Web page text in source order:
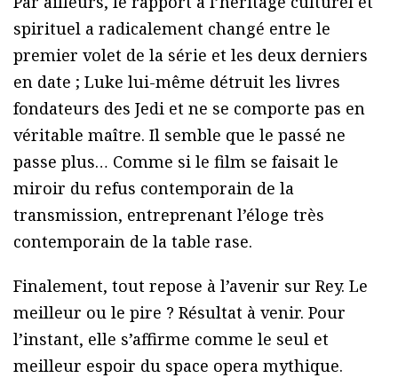
spirituel a radicalement changé entre le
premier volet de la série et les deux derniers
en date ; Luke lui-même détruit les livres
fondateurs des Jedi et ne se comporte pas en
véritable maître. Il semble que le passé ne
passe plus… Comme si le film se faisait le
miroir du refus contemporain de la
transmission, entreprenant l’éloge très
contemporain de la table rase.
Finalement, tout repose à l’avenir sur Rey. Le
meilleur ou le pire ? Résultat à venir. Pour
l’instant, elle s’affirme comme le seul et
meilleur espoir du space opera mythique.